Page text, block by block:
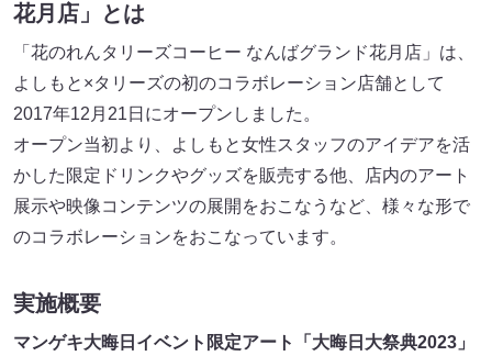
花月店」とは
「花のれんタリーズコーヒー なんばグランド花月店」は、
よしもと×タリーズの初のコラボレーション店舗として
2017年12月21日にオープンしました。
オープン当初より、よしもと女性スタッフのアイデアを活
かした限定ドリンクやグッズを販売する他、店内のアート
展示や映像コンテンツの展開をおこなうなど、様々な形で
のコラボレーションをおこなっています。
実施概要
マンゲキ大晦日イベント限定アート「大晦日大祭典2023」